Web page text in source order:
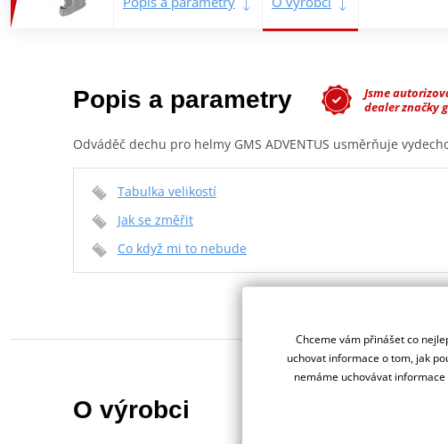
Popis a parametry
Jsme
dealer značky
Odváděč dechu pro helmy GMS ADVENTUS usměrňuje
Tabulka velikostí
Jak se změřit
Co když mi to nebude
O výrobci
Chceme vám přinášet co
uchovat informace o tom, jak
nemáme uchovávat